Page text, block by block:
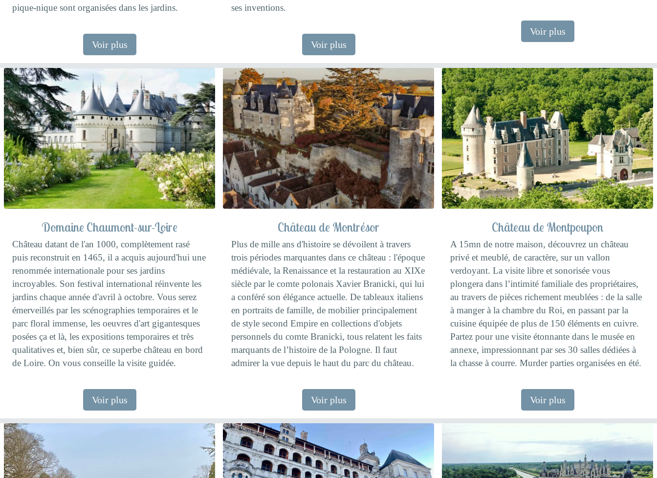
pique-nique sont organisées dans les jardins.
Voir plus
ses inventions.
Voir plus
Voir plus
Domaine Chaumont-sur-Loire
Château datant de l'an 1000, complètement rasé
puis reconstruit en 1465, il a acquis aujourd'hui une
renommée internationale pour ses jardins
incroyables. Son festival international réinvente les
jardins chaque année d'avril à octobre. Vous serez
émerveillés par les scénographies temporaires et le
parc floral immense, les oeuvres d'art gigantesques
posées ça et là, les expositions temporaires et très
qualitatives et, bien sûr, ce superbe château en bord
de Loire. On vous conseille la visite guidée.
Voir plus
Château de Montrésor
Plus de mille ans d'histoire se dévoilent à travers
trois périodes marquantes dans ce château : l'époque
médiévale, la Renaissance et la restauration au XIXe
siècle par le comte polonais Xavier Branicki, qui lui
a conféré son élégance actuelle. De tableaux italiens
en portraits de famille, de mobilier principalement
de style second Empire en collections d'objets
personnels du comte Branicki, tous relatent les faits
marquants de l’histoire de la Pologne. Il faut
admirer la vue depuis le haut du parc du château.
Voir plus
Château de Montpoupon
A 15mn de notre maison, découvrez un château
privé et meublé, de caractère, sur un vallon
verdoyant. La visite libre et sonorisée vous
plongera dans l’intimité familiale des propriétaires,
au travers de pièces richement meublées : de la salle
à manger à la chambre du Roi, en passant par la
cuisine équipée de plus de 150 éléments en cuivre.
Partez pour une visite étonnante dans le musée en
annexe, impressionnant par ses 30 salles dédiées à
la chasse à courre. Murder parties organisées en été.
Voir plus